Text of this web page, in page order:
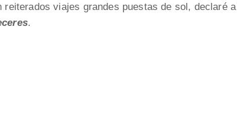
reiterados viajes grandes puestas de sol, declaré a
.